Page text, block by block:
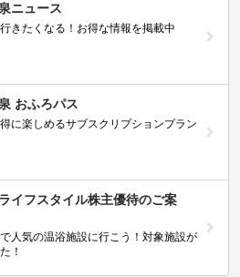
ニュース
きたくなる！お得な情報を掲載中
おふろパス
に楽しめるサブスクリプションプラン
イフスタイル株主優待のご案
人気の温浴施設に行こう！対象施設が
！